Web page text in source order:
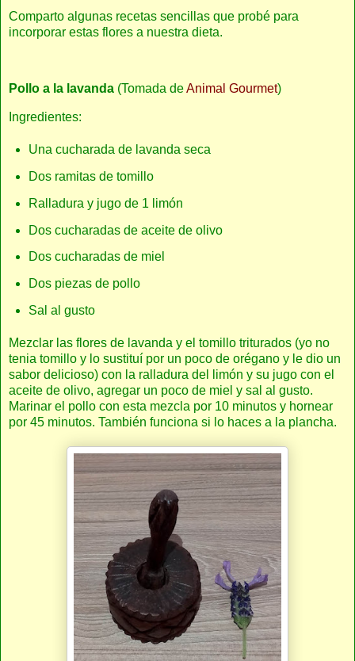
Comparto algunas recetas sencillas que probé para
incorporar estas flores a nuestra dieta.
Pollo a la lavanda (Tomada deAnimal Gourmet)
Ingredientes:
Una cucharada de lavanda seca
Dos ramitas de tomillo
Ralladura y jugo de 1 limón
Dos cucharadas de aceite de olivo
Dos cucharadas de miel
Dos piezas de pollo
Sal al gusto
Mezclar las flores de lavanda y el tomillo triturados (yo no
tenia tomillo y lo sustituí por un poco de orégano y le dio un
sabor delicioso) con la ralladura del limón y su jugo con el
aceite de olivo, agregar un poco de miel y sal al gusto.
Marinar el pollo con esta mezcla por 10 minutos y hornear
por 45 minutos. También funciona si lo haces a la plancha.